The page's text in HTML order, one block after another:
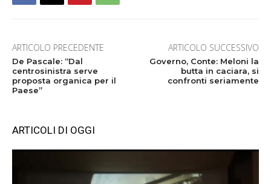
ARTICOLO PRECEDENTE
De Pascale: “Dal
centrosinistra serve
proposta organica per il
Paese”
ARTICOLO SUCCESSIVO
Governo, Conte: Meloni la
butta in caciara, si
confronti seriamente
ARTICOLI DI OGGI